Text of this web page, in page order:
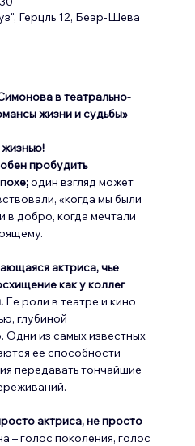
Герцль 12, Беэр-Шева
в театрально-
жизни и судьбы»
жизнью!
пробудить
один взгляд может
«когда мы были
в добро, когда мечтали
актриса, чье
как у коллег
Ее роли в театре и кино
глубиной
из самых известных
ее способности
передавать тончайшие
актриса, не просто
– голос поколения, голос